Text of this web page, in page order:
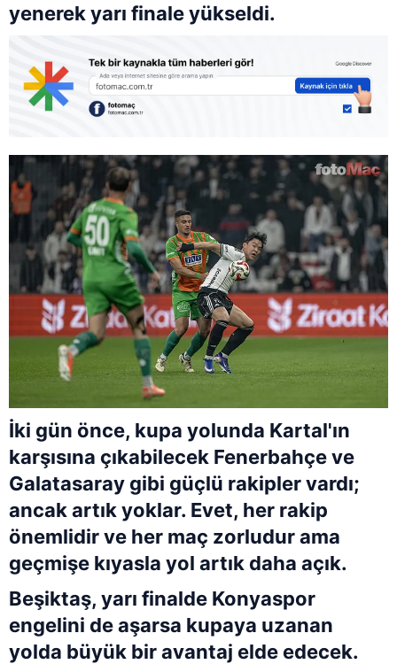
yenerek yarı finale yükseldi.
İki gün önce, kupa yolunda Kartal'ın
karşısına çıkabilecek Fenerbahçe ve
Galatasaray gibi güçlü rakipler vardı;
ancak artık yoklar. Evet, her rakip
önemlidir ve her maç zorludur ama
geçmişe kıyasla yol artık daha açık.
Beşiktaş, yarı finalde Konyaspor
engelini de aşarsa kupaya uzanan
yolda büyük bir avantaj elde edecek.